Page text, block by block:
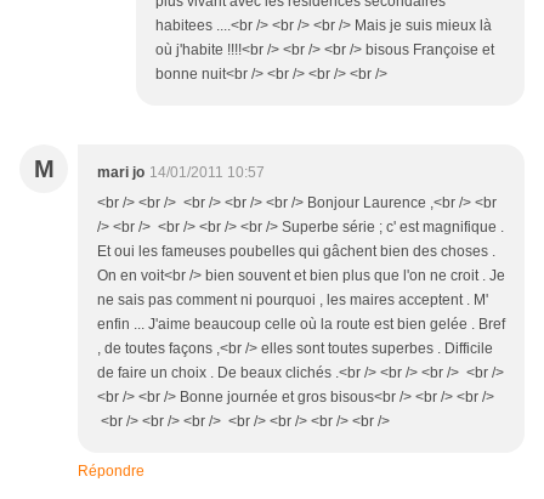
habitees ....<br /> <br /> <br /> Mais je suis mieux là
où j'habite !!!!<br /> <br /> <br /> bisous Françoise et
bonne nuit<br /> <br /> <br /> <br />
M mari jo 14/01/2011 10:57
<br /> <br /> <br /> <br /> <br /> Bonjour Laurence ,<br /> <br
/> <br /> <br /> <br /> <br /> Superbe série ; c' est magnifique .
Et oui les fameuses poubelles qui gâchent bien des choses .
On en voit<br /> bien souvent et bien plus que l'on ne croit . Je
ne sais pas comment ni pourquoi , les maires acceptent . M'
enfin ... J'aime beaucoup celle où la route est bien gelée . Bref
, de toutes façons ,<br /> elles sont toutes superbes . Difficile
de faire un choix . De beaux clichés .<br /> <br /> <br /> <br />
<br /> <br /> Bonne journée et gros bisous<br /> <br /> <br />
<br /> <br /> <br /> <br /> <br /> <br /> <br />
Répondre